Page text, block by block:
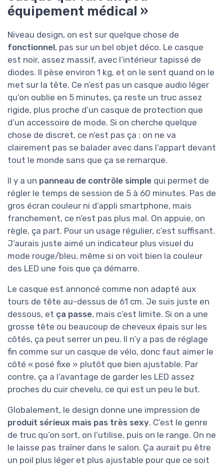
équipement médical »
Niveau design, on est sur quelque chose de
fonctionnel, pas sur un bel objet déco. Le casque
est noir, assez massif, avec l’intérieur tapissé de
diodes. Il pèse environ 1 kg, et on le sent quand on le
met sur la tête. Ce n’est pas un casque audio léger
qu’on oublie en 5 minutes, ça reste un truc assez
rigide, plus proche d’un casque de protection que
d’un accessoire de mode. Si on cherche quelque
chose de discret, ce n’est pas ça : on ne va
clairement pas se balader avec dans l’appart devant
tout le monde sans que ça se remarque.
Il y a un panneau de contrôle simple qui permet de
régler le temps de session de 5 à 60 minutes. Pas de
gros écran couleur ni d’appli smartphone, mais
franchement, ce n’est pas plus mal. On appuie, on
règle, ça part. Pour un usage régulier, c’est suffisant.
J’aurais juste aimé un indicateur plus visuel du
mode rouge/bleu, même si on voit bien la couleur
des LED une fois que ça démarre.
Le casque est annoncé comme non adapté aux
tours de tête au-dessus de 61 cm. Je suis juste en
dessous, et ça passe, mais c’est limite. Si on a une
grosse tête ou beaucoup de cheveux épais sur les
côtés, ça peut serrer un peu. Il n’y a pas de réglage
fin comme sur un casque de vélo, donc faut aimer le
côté « posé fixe » plutôt que bien ajustable. Par
contre, ça a l’avantage de garder les LED assez
proches du cuir chevelu, ce qui est un peu le but.
Globalement, le design donne une impression de
produit sérieux mais pas très sexy. C’est le genre
de truc qu’on sort, on l’utilise, puis on le range. On ne
le laisse pas traîner dans le salon. Ça aurait pu être
un poil plus léger et plus ajustable pour que ce soit